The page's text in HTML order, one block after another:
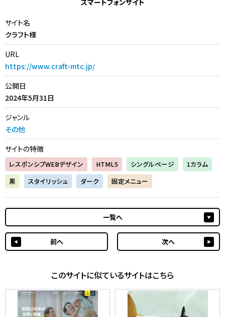
スマートフォンサイト
サイト名
クラフト様
URL
https://www.craft-mtc.jp/
公開日
2024年5月31日
ジャンル
その他
サイトの特徴
レスポンシブWEBデザイン HTML5 シングルページ
1カラム
黒
スタイリッシュ ダーク 固定メニュー
前へ
一覧へ
次へ
このサイトに似ているサイトはこちら